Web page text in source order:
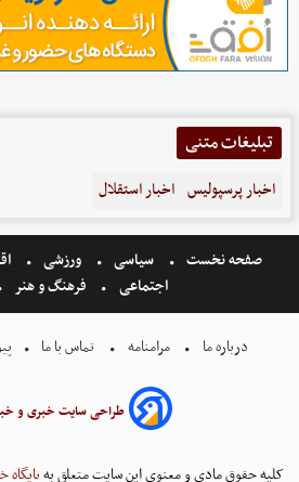
تبلیغات متنی
اخبار پرسپولیس اخبار استقلال
صفحه نخست سیاسی ورزشی
اجتماعی
فرهنگ و هنر
درباره ما مرامنامه تماس با ما
طراحی سایت خبری و
کلیه حقوق مادی و معنوی این سایت متعلق به